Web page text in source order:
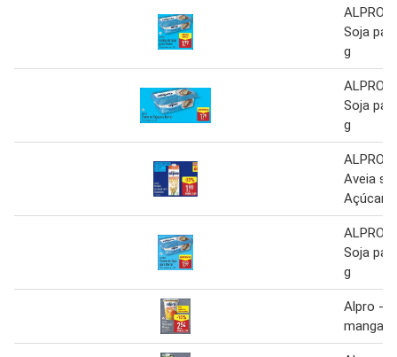
ALPRO
Soja
g
ALPRO
Soja
g
ALPRO
Aveia
ALPRO
Soja
g
Alpro -
manga